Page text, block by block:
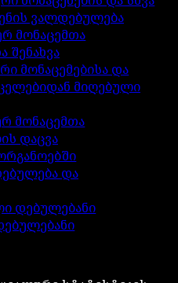
ვალდებულება
მონაცემთა
შენახვა
მონაცემებისა და
მიღებული
მონაცემთა
დაცვა
და
დებულებანი